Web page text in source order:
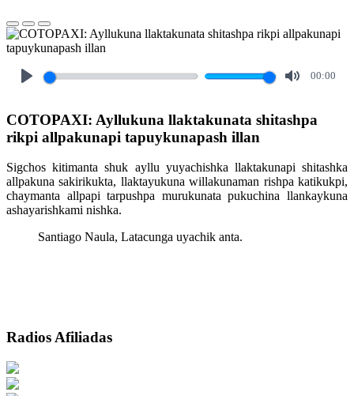
00:00
COTOPAXI: Ayllukuna llaktakunata shitashpa
rikpi allpakunapi tapuykunapash illan
Sigchos kitimanta shuk ayllu yuyachishka llaktakunapi shitashka
allpakuna sakirikukta, llaktayukuna willakunaman rishpa katikukpi,
chaymanta allpapi tarpushpa murukunata pukuchina llankaykuna
ashayarishkami nishka.
Santiago Naula, Latacunga uyachik anta.
Radios Afiliadas